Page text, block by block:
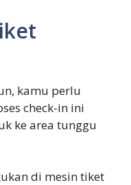
kamu perlu
check-in ini
ke area tunggu
di mesin tiket